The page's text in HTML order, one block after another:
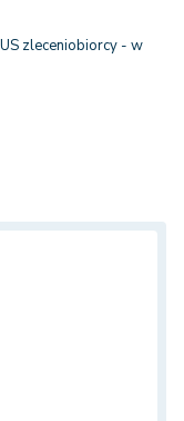
zleceniobiorcy - w